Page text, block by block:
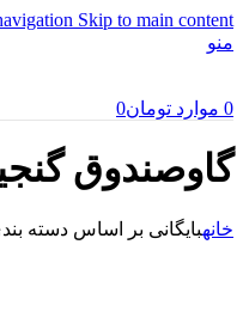
Skip to main content
منو
0 موارد تومان0
گاوصندوق
خانهبایگانی بر اساس دسته